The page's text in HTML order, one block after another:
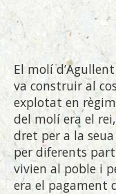
El molí
va construir al
explotat en
del molí era el
dret per a la
per diferents
vivien al poble i
era el pagament